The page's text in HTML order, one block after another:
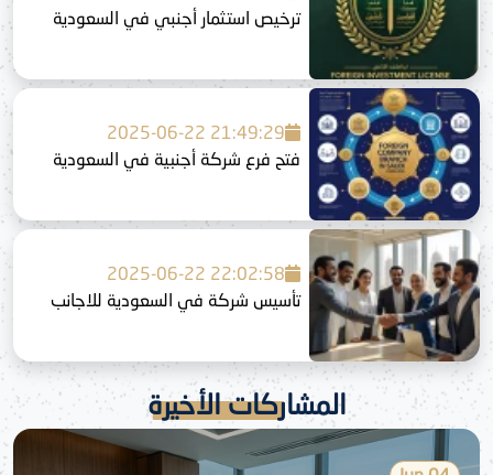
ترخيص استثمار أجنبي في السعودية
2025-06-22 21:49:29
فتح فرع شركة أجنبية في السعودية
2025-06-22 22:02:58
تأسيس شركة في السعودية للاجانب
المشاركات الأخيرة